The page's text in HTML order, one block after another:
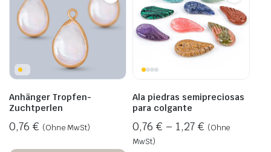
Anhänger Tropfen-
Zuchtperlen
0,76 € (Ohne MwSt)
Ala piedras semipreciosas
para colgante
0,76 € – 1,27 € (Ohne
MwSt)